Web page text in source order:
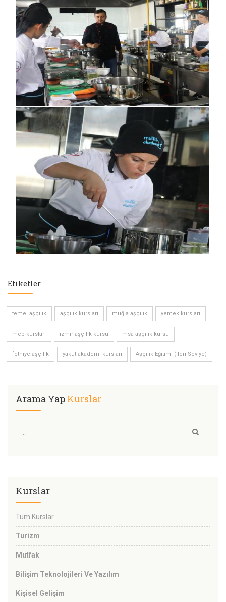
Etiketler
temel aşçılık aşçılık kursları muğla aşçılık yemek kursları
meb kursları izmir aşçılık kursu msa aşçılık kursu
fethiye aşçılık yakut akademi kursları Aşçılık Eğitimi (İleri Seviye)
Arama Yap Kurslar
Kurslar
Tüm Kurslar
Turizm
Mutfak
Bilişim Teknolojileri Ve Yazılım
Kişisel Gelişim